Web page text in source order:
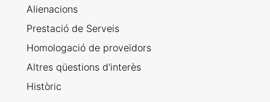
Alienacions
Prestació de Serveis
Homologació de proveïdors
Altres qüestions d'interès
Històric